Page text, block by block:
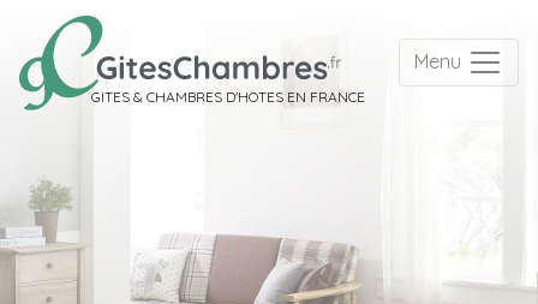
GITES & CHAMBRES D'HOTES EN FRANCE
Menu